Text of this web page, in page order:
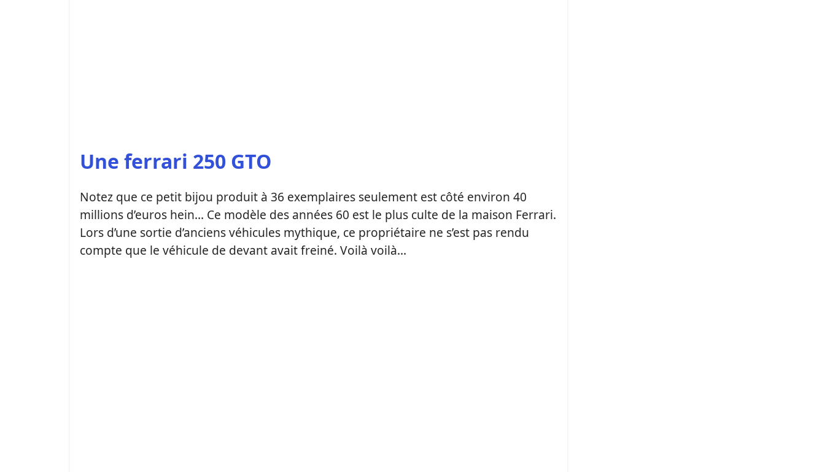
Une ferrari 250 GTO
Notez que ce petit bijou produit à 36 exemplaires seulement est côté environ 40
millions d’euros hein… Ce modèle des années 60 est le plus culte de la maison Ferrari.
Lors d’une sortie d’anciens véhicules mythique, ce propriétaire ne s’est pas rendu
compte que le véhicule de devant avait freiné. Voilà voilà…